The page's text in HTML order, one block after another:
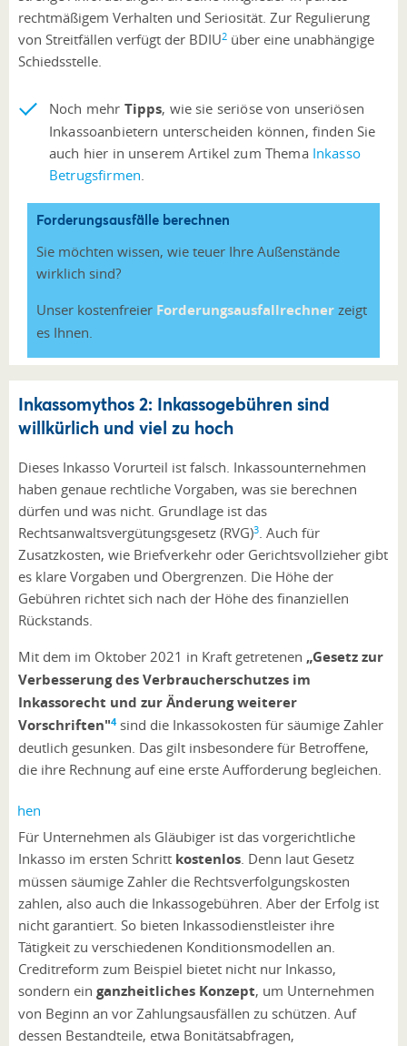
rechtmäßigem Verhalten und Seriosität. Zur Regulierung
von Streitfällen verfügt der BDIU2 über eine unabhängige
Schiedsstelle.
Noch mehr Tipps, wie sie seriöse von unseriösen
Inkassoanbietern unterscheiden können, finden Sie
auch hier in unserem Artikel zum Thema Inkasso
Betrugsfirmen.
Forderungsausfälle berechnen
Sie möchten wissen, wie teuer Ihre Außenstände
wirklich sind?
Unser kostenfreier Forderungsausfallrechner zeigt
es Ihnen.
Inkassomythos 2: Inkassogebühren sind
willkürlich und viel zu hoch
Dieses Inkasso Vorurteil ist falsch. Inkassounternehmen
haben genaue rechtliche Vorgaben, was sie berechnen
dürfen und was nicht. Grundlage ist das
Rechtsanwaltsvergütungsgesetz (RVG)3. Auch für
Zusatzkosten, wie Briefverkehr oder Gerichtsvollzieher gibt
es klare Vorgaben und Obergrenzen. Die Höhe der
Gebühren richtet sich nach der Höhe des finanziellen
Rückstands.
Mit dem im Oktober 2021 in Kraft getretenen „Gesetz zur
Verbesserung des Verbraucherschutzes im
Inkassorecht und zur Änderung weiterer
Vorschriften"4sind die Inkassokosten für säumige Zahler
deutlich gesunken. Das gilt insbesondere für Betroffene,
die ihre Rechnung auf eine erste Aufforderung begleichen.
Für Unternehmen als Gläubiger ist das vorgerichtliche
Inkasso im ersten Schritt kostenlos. Denn laut Gesetz
müssen säumige Zahler die Rechtsverfolgungskosten
zahlen, also auch die Inkassogebühren. Aber der Erfolg ist
nicht garantiert. So bieten Inkassodienstleister ihre
Tätigkeit zu verschiedenen Konditionsmodellen an.
Creditreform zum Beispiel bietet nicht nur Inkasso,
sondern ein ganzheitliches Konzept, um Unternehmen
von Beginn an vor Zahlungsausfällen zu schützen. Auf
dessen Bestandteile, etwa Bonitätsabfragen,